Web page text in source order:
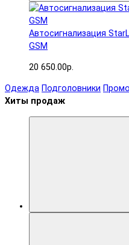
Автосигнализация
GSM
20 650.00р.
Одежда Подголовники Промо
Хиты продаж